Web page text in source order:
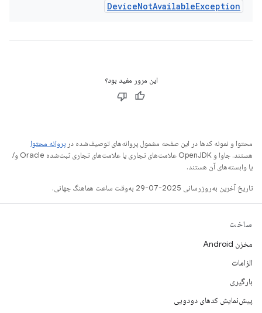
DeviceNotAvailableException
این مرور مفید بود؟
محتوا و نمونه کدها در این صفحه مشمول پروانه‌های توصیف‌شده در پروانه محتوا
هستند. جاوا و OpenJDK علامت‌های تجاری یا علامت‌های تجاری ثبت‌شده Oracle و/
یا وابسته‌های آن هستند.
تاریخ آخرین به‌روزرسانی 2025-07-29 به‌وقت ساعت هماهنگ جهانی.
ساخت
مخزن Android
الزامات
بارگیری
پیش‌نمایش کدهای دودویی